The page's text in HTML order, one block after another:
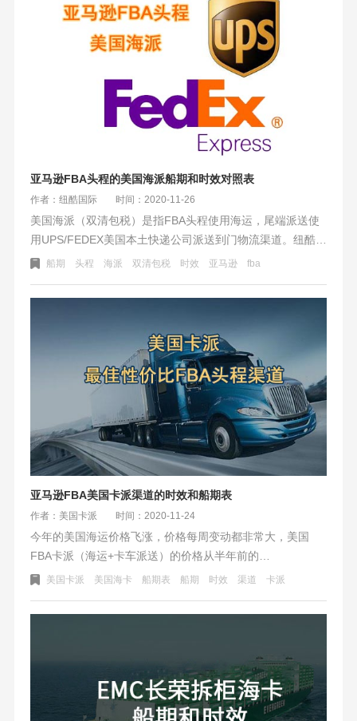
亚马逊FBA头程的美国海派船期和时效对照表
作者：纽酷国际 时间：2020-11-26
美国海派（双清包税）是指FBA头程使用海运，尾端派送使
用UPS/FEDEX美国本土快递公司派送到门物流渠道。纽酷国
际美国海派（包税）渠道具有方便、快捷、性价比高等特点
FEDEX打单账户，享受最优化的美国快递派送价格，于同行
船期 头程 海派 双清包税 时效 亚马逊 fba
亚马逊FBA美国卡派渠道的时效和船期表
作者：美国卡派 时间：2020-11-24
今年的美国海运价格飞涨，价格每周变动都非常大，美国
FBA卡派（海运+卡车派送）的价格从半年前的
500+元/CBM，涨到了700元/CBM（不包税渠道）。对比
不堪重负。
美国卡派 美国海卡 船期表 船期 时效 渠道 卡派